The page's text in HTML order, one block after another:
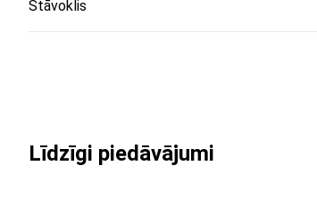
Stāvoklis
Līdzīgi piedāvājumi